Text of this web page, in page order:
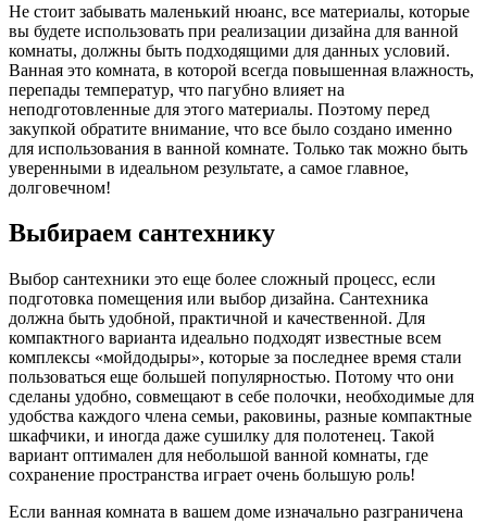
Не стоит забывать маленький нюанс, все материалы, которые
вы будете использовать при реализации дизайна для ванной
комнаты, должны быть подходящими для данных условий.
Ванная это комната, в которой всегда повышенная влажность,
перепады температур, что пагубно влияет на
неподготовленные для этого материалы. Поэтому перед
закупкой обратите внимание, что все было создано именно
для использования в ванной комнате. Только так можно быть
уверенными в идеальном результате, а самое главное,
долговечном!
Выбираем сантехнику
Выбор сантехники это еще более сложный процесс, если
подготовка помещения или выбор дизайна. Сантехника
должна быть удобной, практичной и качественной. Для
компактного варианта идеально подходят известные всем
комплексы «мойдодыры», которые за последнее время стали
пользоваться еще большей популярностью. Потому что они
сделаны удобно, совмещают в себе полочки, необходимые для
удобства каждого члена семьи, раковины, разные компактные
шкафчики, и иногда даже сушилку для полотенец. Такой
вариант оптимален для небольшой ванной комнаты, где
сохранение пространства играет очень большую роль!
Если ванная комната в вашем доме изначально разграничена